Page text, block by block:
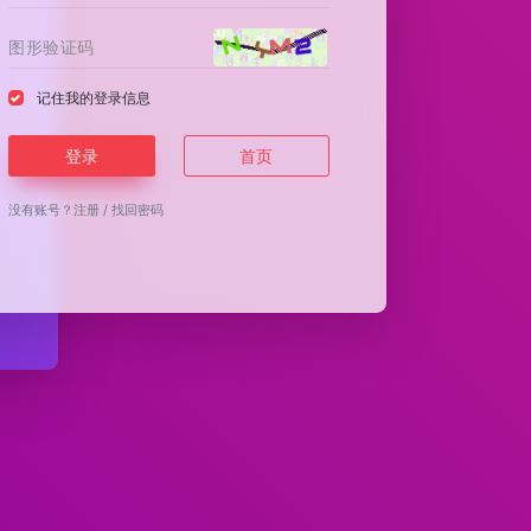
记住我的登录信息
登录 首页
没有账号？注册 /找回密码